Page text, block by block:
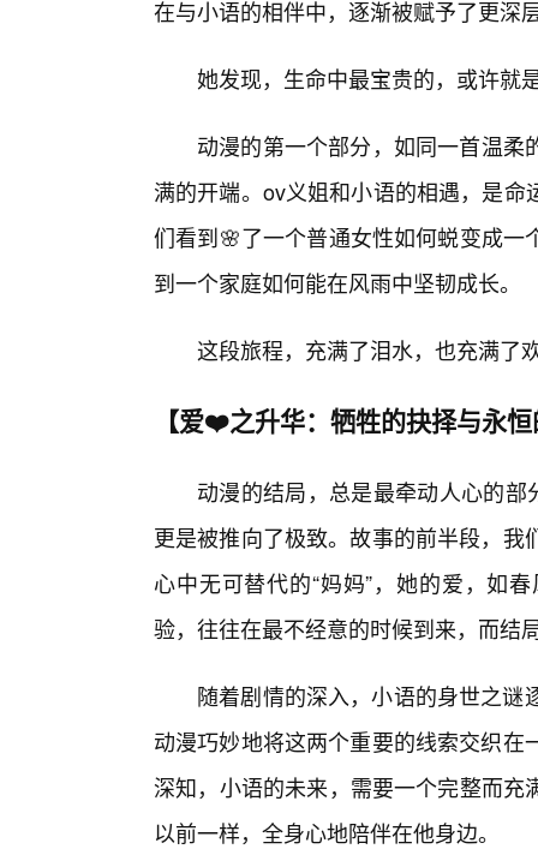
在与小语的相伴中，逐渐被赋予了更深
她发现，生命中最宝贵的，或许就
动漫的第一个部分，如同一首温
满的开端。ov义姐和小语的相遇，是
们看到🌸了一个普通女性如何蜕变成
到一个家庭如何能在风雨中坚韧成长。
这段旅程，充满了泪水，也充满了
【爱❤️之升华：牺牲的抉择与永
动漫的结局，总是最牵动人心的部
更是被推向了极致。故事的前半段，
心中无可替代的“妈妈”，她的爱，如
验，往往在最不经意的时候到来，而结
随着剧情的深入，小语的身世之
动漫巧妙地将这两个重要的线索交织
深知，小语的未来，需要一个完整而
以前一样，全身心地陪伴在他身边。